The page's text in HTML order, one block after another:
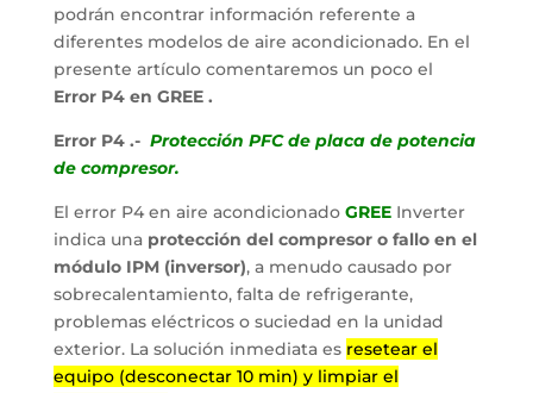
podrán encontrar información referente a
diferentes modelos de aire acondicionado. En el
presente artículo comentaremos un poco el
Error P4 en GREE .
Error P4 .- Protección PFC de placa de potencia
de compresor.
El error P4 en aire acondicionado GREEInverter
indica una protección del compresor o fallo en el
módulo IPM (inversor), a menudo causado por
sobrecalentamiento, falta de refrigerante,
problemas eléctricos o suciedad en la unidad
exterior. La solución inmediata es resetear el
equipo (desconectar 10 min) y limpiar el